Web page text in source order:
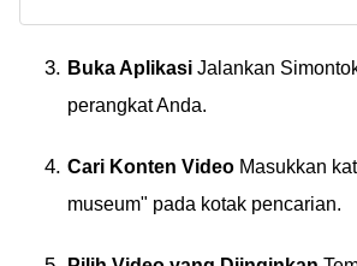
video YouTube offline
& tanpa iklan, 100%
Buka Aplikasi Jalankan
perangkat Anda.
Cari Konten Video Masukkan
museum" pada kotak pencarian.